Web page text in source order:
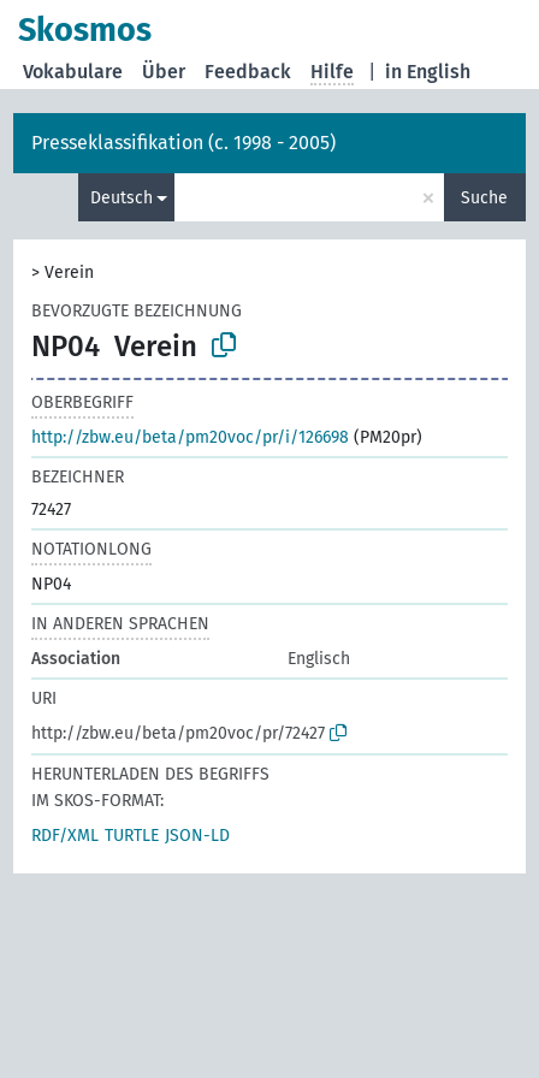
Skosmos
in English
Vokabulare Über Feedback Hilfe
Presseklassifikation (c. 1998 - 2005)
Deutsch × Suche
>Verein
BEVORZUGTE BEZEICHNUNG
NP04 Verein
OBERBEGRIFF
http://zbw.eu/beta/pm20voc/pr/i/126698 (PM20pr)
BEZEICHNER
72427
NOTATIONLONG
NP04
IN ANDEREN SPRACHEN
Association
Englisch
URI
http://zbw.eu/beta/pm20voc/pr/72427
HERUNTERLADEN DES BEGRIFFS
IM SKOS-FORMAT:
RDF/XML TURTLE JSON-LD